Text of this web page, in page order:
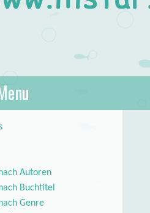
Books
Autoren
Buchtitel
Genre